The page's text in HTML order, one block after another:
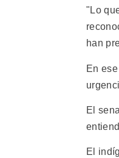
"Lo
han
En
El
El